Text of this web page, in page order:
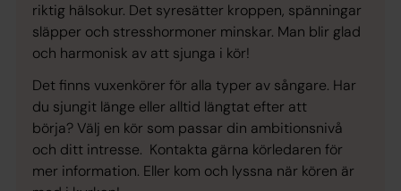
riktig hälsokur. Det syresätter kroppen, spänningar
släpper och stresshormoner minskar. Man blir glad
och harmonisk av att sjunga i kör!
Det finns vuxenkörer för alla typer av sångare. Har
du sjungit länge eller alltid längtat efter att
börja? Välj en kör som passar din ambitionsnivå
och ditt intresse. Kontakta gärna körledaren för
mer information. Eller kom och lyssna när kören är